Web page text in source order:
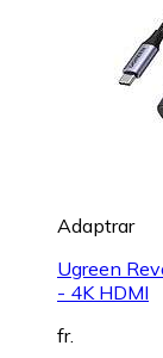
Adaptrar
Ugreen
- 4K HDMI
fr.